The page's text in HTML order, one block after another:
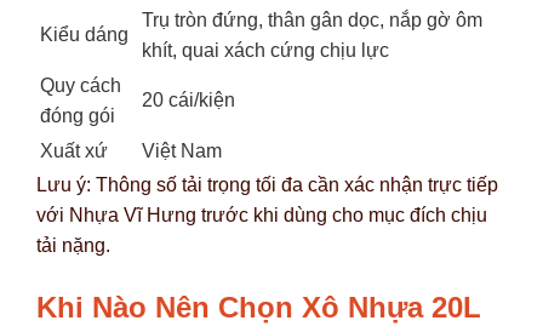
Kiểu dáng
Trụ tròn đứng, thân gân dọc, nắp gờ ôm
khít, quai xách cứng chịu lực
Quy cách
đóng gói
20 cái/kiện
Xuất xứ
Việt Nam
Lưu ý: Thông số tải trọng tối đa cần xác nhận trực tiếp
với Nhựa Vĩ Hưng trước khi dùng cho mục đích chịu
tải nặng.
Khi Nào Nên Chọn Xô Nhựa 20L